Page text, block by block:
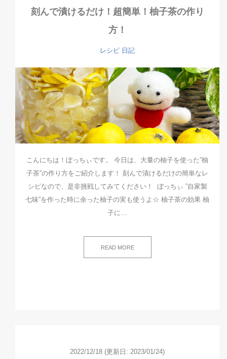
刻んで漬けるだけ！超簡単！柚子茶の作り
方！
レシピ 日記
こんにちは！ぼっちぃです。 今日は、大量の柚子を使った”柚
子茶”の作り方をご紹介します！ 刻んで漬けるだけの簡単なレ
シピなので、是非挑戦してみてください！ ぼっちぃ ”自家製
七味”を作った時に余った柚子の実も使うよ☆ 柚子茶の効果 柚
子に…
READ MORE
2022/12/18 (更新日: 2023/01/24)